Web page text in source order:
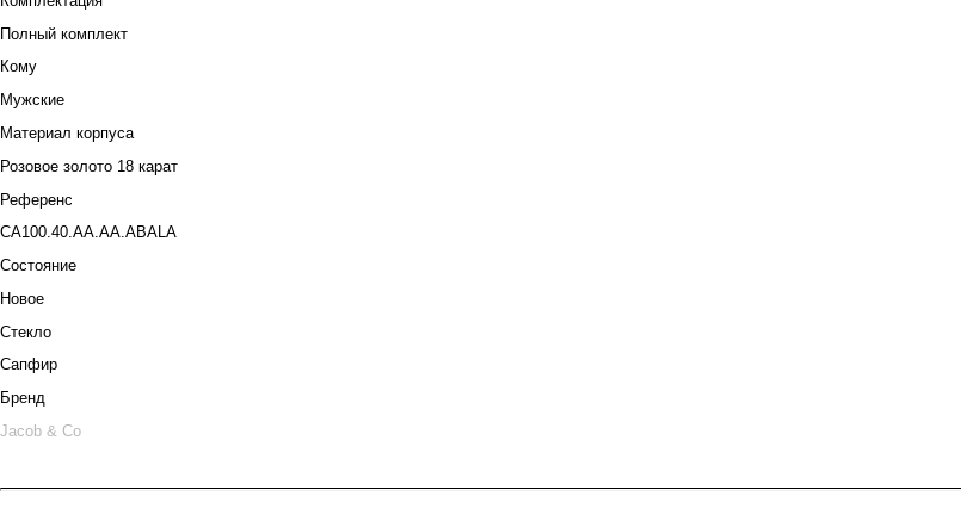
Полный комплект
Кому
Мужские
Материал корпуса
Розовое золото 18 карат
Референс
CA100.40.AA.AA.ABALA
Состояние
Новое
Стекло
Сапфир
Бренд
Jacob & Co